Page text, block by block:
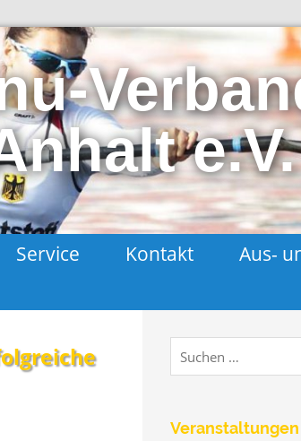
e.V.
Service Kontakt
Aus-
Veranstaltungen